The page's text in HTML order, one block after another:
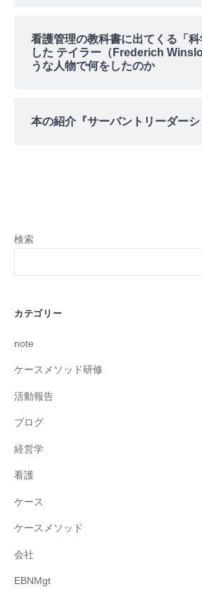
看護管理の教科書に出てくる「
した テイラー（Frederich
うな人物で何をしたのか
本の紹介『サーバントリーダーシ
検索
カテゴリー
note
ケースメソッド研修
活動報告
ブログ
経営学
看護
ケース
ケースメソッド
会社
EBNMgt